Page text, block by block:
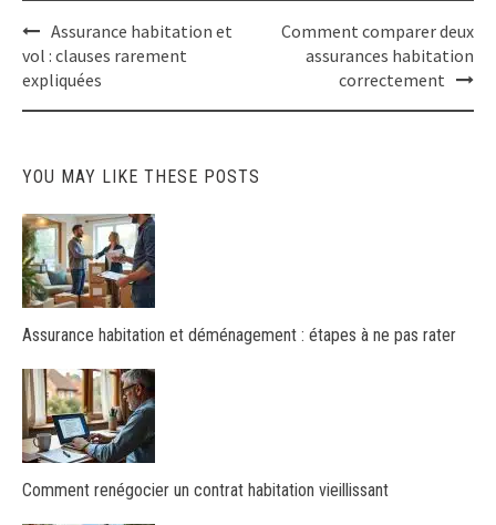
Post
navigation
Assurance habitation et
vol : clauses rarement
expliquées
Comment comparer deux
assurances habitation
correctement
YOU MAY LIKE THESE POSTS
Assurance habitation et déménagement : étapes à ne pas rater
Comment renégocier un contrat habitation vieillissant